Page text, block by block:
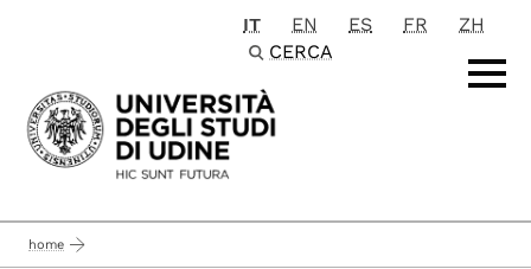
Passa al contenuto principale
IT EN ES FR
ZH
CERCA
home